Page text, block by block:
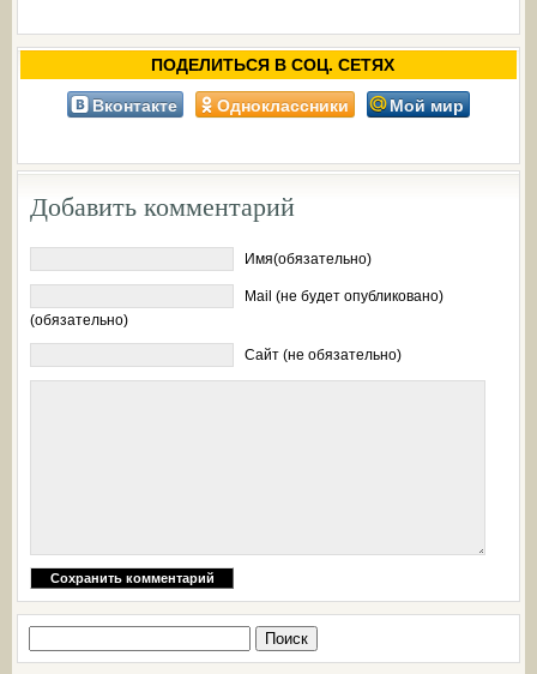
ПОДЕЛИТЬСЯ В СОЦ. СЕТЯХ
Вконтакте Одноклассники Мой мир
Добавить комментарий
Имя(обязательно)
Mail (не будет опубликовано)
(обязательно)
Сайт (не обязательно)